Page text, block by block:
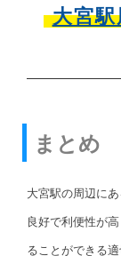
大宮
まとめ
大宮駅の周辺に
良好で利便性が
ることができる適